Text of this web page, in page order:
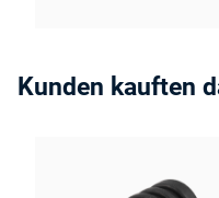
Kunden kauften